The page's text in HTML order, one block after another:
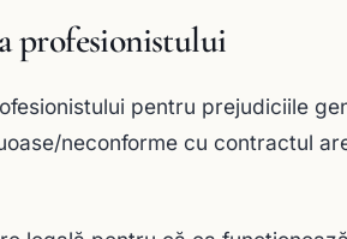
profesionistului
pentru prejudiciile
neconforme cu contractul